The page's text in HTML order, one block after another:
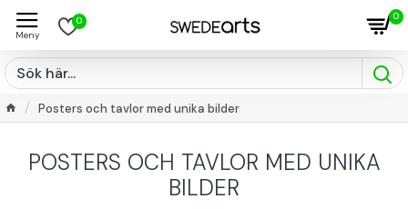
0 0
Posters och tavlor med unika bilder
POSTERS OCH TAVLOR MED UNIKA
BILDER